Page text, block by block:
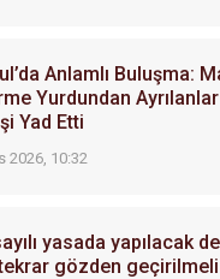
Anlamlı Buluşma:
Yurdundan Ayrılanlar
Yad Etti
2026, 10:32
yasada yapılacak
gözden geçirilmeli